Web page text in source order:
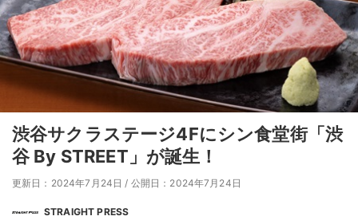
渋谷サクラステージ4Fにシン食堂街「渋
谷 By STREET」が誕生！
更新日：2024年7月24日 / 公開日：2024年7月24日
STRAIGHT PRESS